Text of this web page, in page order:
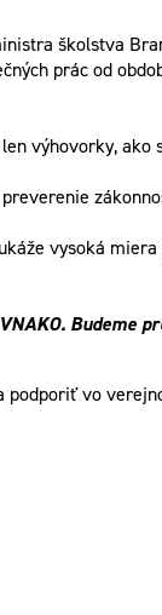
školstva
prác od
výhovorky, ako
vysoká
vo